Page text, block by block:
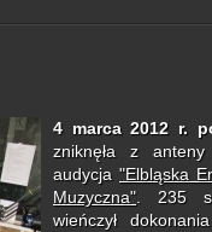
4 marca 2012 r.
zniknęła z
audycja "Elbląska
Muzyczna". 235
wieńczył